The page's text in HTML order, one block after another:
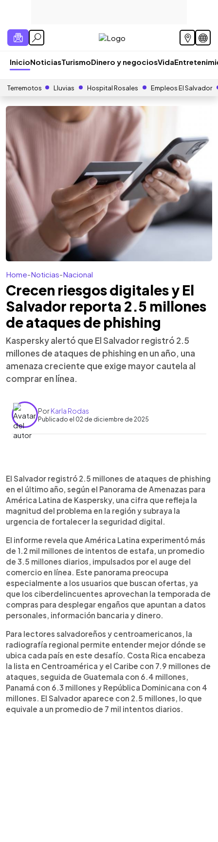
InicioNoticiasTurismoDinero y negociosVida
Terremotos Lluvias Hospital Rosales Empleos El Salvador
Home-Noticias-Nacional
Crecen riesgos digitales y El
Salvador reporta 2.5 millones
de ataques de phishing
Kaspersky alertó que El Salvador registró 2.5
millones de ataques de phishing en un año, una
amenaza creciente que exige mayor cautela al
comprar en línea.
PorKarla Rodas
Publicado el 02 de diciembre de 2025
Escuchar artículo
El Salvador registró 2.5 millones de ataques de
phishing en un año, según Kaspersky, dentro de un
panorama regional que supera los 1.2 mil millones
de intentos. La amenaza crece con el auge del
comercio digital y el uso de ofertas falsas, alertas
de pago y sitios que imitan tiendas reales. En
América Latina, 29% de usuarios afectados
perdió entre 100 y 500 dólares, y uno de cada
tres ha sufrido fraude con cuentas o tarjetas.
Expertos advierten que la prevención inicia con
verificar enlaces, proteger datos y comprar
desde dispositivos seguros para evitar caer en
estafas cada vez más sofisticadas.
El Salvador registró 2.5 millones de ataques de phishing
en el último año, según el Panorama de Amenazas para
América Latina de Kaspersky, una cifra que refleja la
magnitud del problema en la región y subraya la
urgencia de fortalecer la seguridad digital.
El informe revela que América Latina experimentó más
de 1.2 mil millones de intentos de estafa, un promedio
de 3.5 millones diarios, impulsados por el auge del
comercio en línea. Este panorama preocupa
especialmente a los usuarios que buscan ofertas, ya
que los ciberdelincuentes aprovechan la temporada de
compras para desplegar engaños que apuntan a datos
personales, información bancaria y dinero.
Para lectores salvadoreños y centroamericanos, la
radiografía regional permite entender mejor dónde se
ubica cada país en este desafío. Costa Rica encabeza
la lista en Centroamérica y el Caribe con 7.9 millones de
ataques, seguida de Guatemala con 6.4 millones,
Panamá con 6.3 millones y República Dominicana con 4
millones. El Salvador aparece con 2.5 millones, lo que
equivale a un promedio de 7 mil intentos diarios.